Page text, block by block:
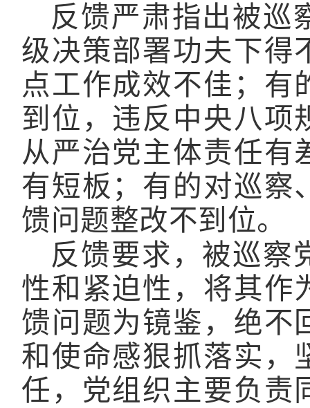
反馈严肃指出被巡
级决策部署功夫下得
点工作成效不佳；有
到位，违反中央八项
从严治党主体责任有
有短板；有的对巡察
馈问题整改不到位。
反馈要求，被巡察
性和紧迫性，将其作
馈问题为镜鉴，绝不
和使命感狠抓落实，
任，党组织主要负责